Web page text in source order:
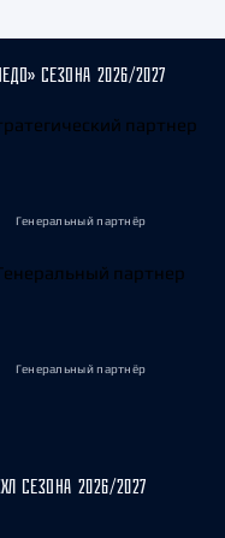
СЕЗОНА 2026/2027
Генеральный партнёр
Генеральный партнёр
СЕЗОНА 2026/2027